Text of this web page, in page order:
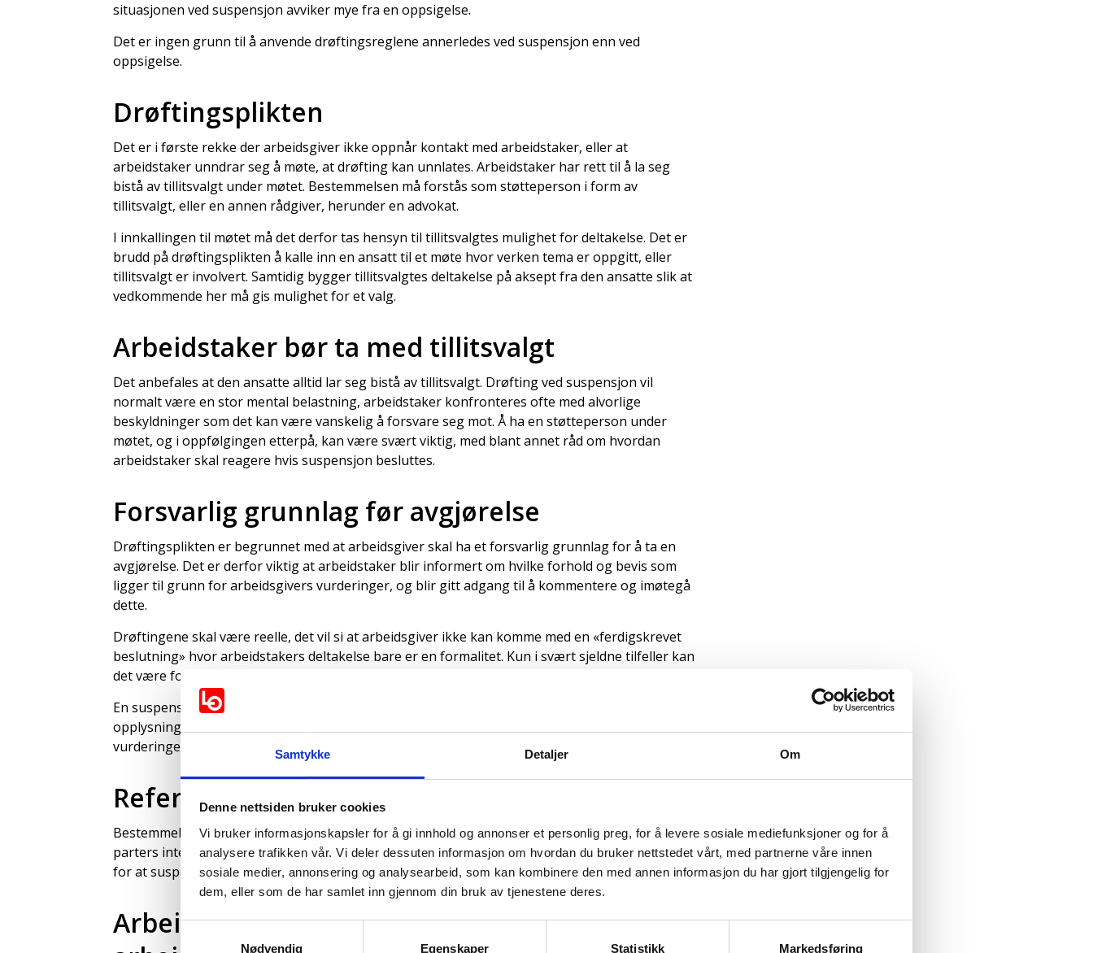
Samtykke Detaljer Om
Denne nettsiden bruker cookies
Vi bruker informasjonskapsler for å gi innhold og annonser et personlig preg, for å levere sosiale mediefunksjoner og for å
analysere trafikken vår. Vi deler dessuten informasjon om hvordan du bruker nettstedet vårt, med partnerne våre innen
sosiale medier, annonsering og analysearbeid, som kan kombinere den med annen informasjon du har gjort tilgjengelig for
dem, eller som de har samlet inn gjennom din bruk av tjenestene deres.
Nødvendig
Egenskaper Statistikk Markedsføring
situasjonen ved suspensjon avviker mye fra en oppsigelse.
Det er ingen grunn til å anvende drøftingsreglene annerledes ved suspensjon enn ved
oppsigelse.
Drøftingsplikten
Det er i første rekke der arbeidsgiver ikke oppnår kontakt med arbeidstaker, eller at
arbeidstaker unndrar seg å møte, at drøfting kan unnlates. Arbeidstaker har rett til å la seg
bistå av tillitsvalgt under møtet. Bestemmelsen må forstås som støtteperson i form av
tillitsvalgt, eller en annen rådgiver, herunder en advokat.
I innkallingen til møtet må det derfor tas hensyn til tillitsvalgtes mulighet for deltakelse. Det er
brudd på drøftingsplikten å kalle inn en ansatt til et møte hvor verken tema er oppgitt, eller
tillitsvalgt er involvert. Samtidig bygger tillitsvalgtes deltakelse på aksept fra den ansatte slik at
vedkommende her må gis mulighet for et valg.
Arbeidstaker bør ta med tillitsvalgt
Det anbefales at den ansatte alltid lar seg bistå av tillitsvalgt. Drøfting ved suspensjon vil
normalt være en stor mental belastning, arbeidstaker konfronteres ofte med alvorlige
beskyldninger som det kan være vanskelig å forsvare seg mot. Å ha en støtteperson under
møtet, og i oppfølgingen etterpå, kan være svært viktig, med blant annet råd om hvordan
arbeidstaker skal reagere hvis suspensjon besluttes.
Forsvarlig grunnlag før avgjørelse
Drøftingsplikten er begrunnet med at arbeidsgiver skal ha et forsvarlig grunnlag for å ta en
avgjørelse. Det er derfor viktig at arbeidstaker blir informert om hvilke forhold og bevis som
ligger til grunn for arbeidsgivers vurderinger, og blir gitt adgang til å kommentere og imøtegå
dette.
Drøftingene skal være reelle, det vil si at arbeidsgiver ikke kan komme med en «ferdigskrevet
beslutning» hvor arbeidstakers deltakelse bare er en formalitet. Kun i svært sjeldne tilfeller kan
det være forsvarlig å droppe drøftingen.
En suspensjon skal ikke komme overraskende på en ansatt. Så langt det er forsvarlig for
opplysning av saken, skal arbeidstaker gjøres kjent med de faktiske forhold, og arbeidsgivers
vurderinger om at dette oppfyller grunnvilkåret om avskjedsgrunn.
Referat fra drøftingene
Bestemmelsen inneholder ingen plikt til referat eller annen dokumentasjon, men det er i begge
parters interesse at det skrives referat. Særlig sett fra arbeidsgivers side som har bevisbyrden
for at suspensjonen er lovlig.
Arbeidsgiver kan ikke diktere hva